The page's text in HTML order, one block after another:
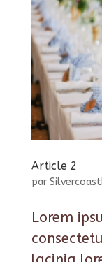
Article 2
par
Lorem